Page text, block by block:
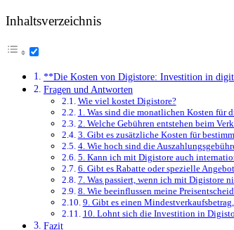
Inhaltsverzeichnis
**Die Kosten von Digistore: Investition in
Fragen und Antworten
Wie viel ‍kostet Digistore?
1. Was sind die​ monatlichen Kosten für
2. Welche Gebühren‌ entstehen beim
3. Gibt es zusätzliche ‍Kosten für
4. ‍Wie hoch sind die
5. Kann ich mit Digistore auch
6. Gibt es Rabatte oder spezielle
7. Was passiert, wenn ‌ich⁢ mit Digistore
8.⁣ Wie beeinflussen meine⁤
9. Gibt es einen‍
10. Lohnt sich die Investition in
Fazit